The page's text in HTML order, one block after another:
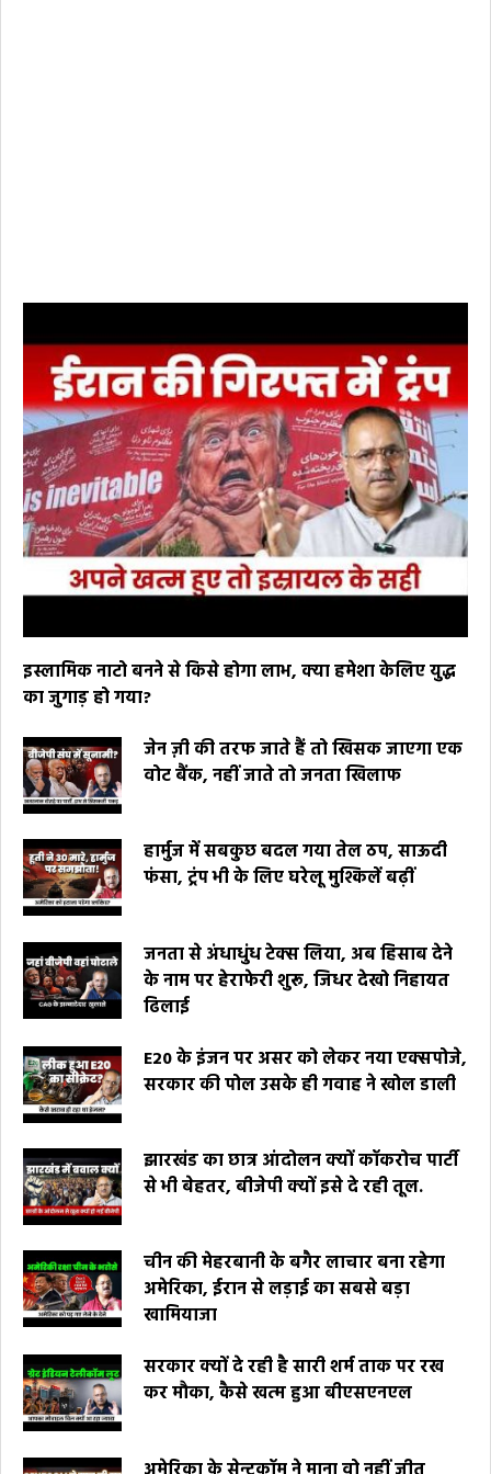
इस्लामिक नाटो बनने से किसे होगा लाभ, क्या हमेशा केलिए युद्ध
का जुगाड़ हो गया?
जेन ज़ी की तरफ जाते हैं तो खिसक जाएगा एक
वोट बैंक, नहीं जाते तो जनता खिलाफ
हार्मुज में सबकुछ बदल गया तेल ठप, साऊदी
फंसा, ट्रंप भी के लिए घरेलू मुश्किलें बढ़ीं
जनता से अंधाधुंध टेक्स लिया, अब हिसाब देने
के नाम पर हेराफेरी शुरू, जिधर देखो निहायत
ढिलाई
E20 के इंजन पर असर को लेकर नया एक्सपोजे,
सरकार की पोल उसके ही गवाह ने खोल डाली
झारखंड का छात्र आंदोलन क्यों कॉकरोच पार्टी
से भी बेहतर, बीजेपी क्यों इसे दे रही तूल.
चीन की मेहरबानी के बगैर लाचार बना रहेगा
अमेरिका, ईरान से लड़ाई का सबसे बड़ा
खामियाजा
सरकार क्यों दे रही है सारी शर्म ताक पर रख
कर मौका, कैसे खत्म हुआ बीएसएनएल